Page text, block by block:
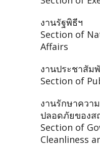
งานรัฐพิธีฯ
Section of
Affairs
งานประชาสัม
Section of
งานรักษาควา
ปลอดภัยของส
Section of
Cleanliness